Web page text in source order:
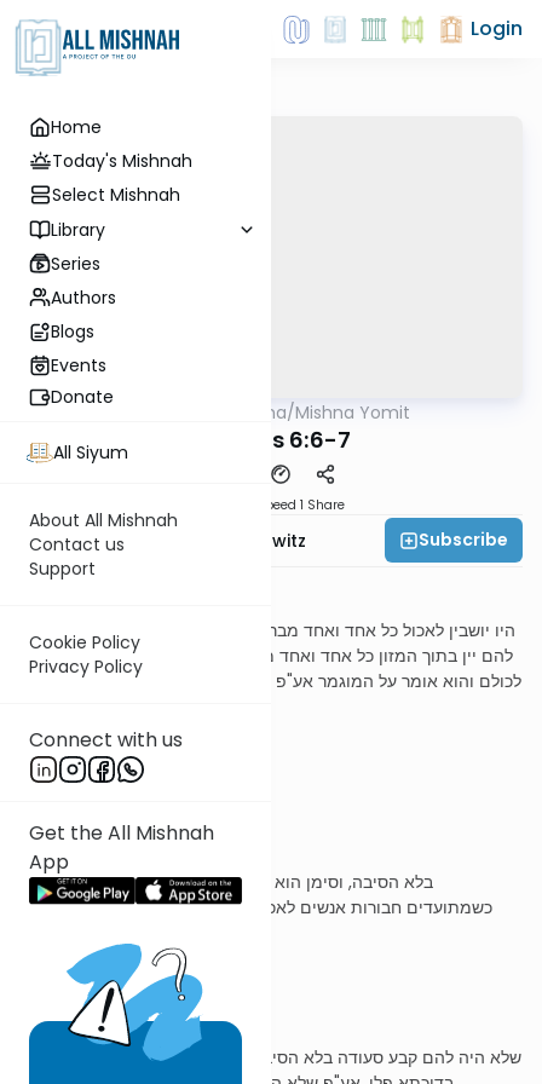
Home
Today's Mishnah
Select Mishnah
Library
Series
Authors
Blogs
Events
Donate
All Siyum
About All Mishnah
Contact us
Support
Cookie Policy
Privacy Policy
Connect with us
Get the All Mishnah
App
Login
AllMishna/Mishna Yomit
Brachos 6:6-7
Speed 1 Share
Rabbi Jack Abramowitz
Subscribe
משנה ו
היו יושבין לאכול כל אחד ואחד מברך לעצמו הסיבו אחד מברך לכולן בא
להם יין בתוך המזון כל אחד ואחד מברך לעצמו לאחר המזון אחד מברך
לכולם והוא אומר על המוגמר אע"פ שאין מביאין את המוגמר אלא לאחר
היו יושבים
בלא הסיבה, וסימן הוא שלא נתועדו לאכול יחד. שרגילים היו
כשמתועדים חבורות אנשים לאכול שהיו מסובים על המטות ואוכלים
כל אחד מברך לעצמו
שלא היה להם קבע סעודה בלא הסיבה. ומיהו אם אמרו ניזיל ניכול נהמא